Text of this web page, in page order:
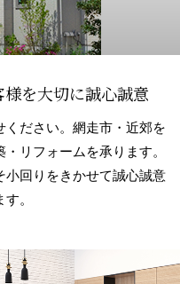
を大切に誠心誠意
ださい。網走市・近郊を
リフォームを承ります。
小回りをきかせて誠心誠意
。